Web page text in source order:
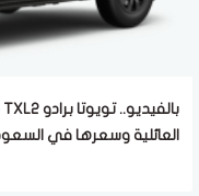
العائلية وسعرها في